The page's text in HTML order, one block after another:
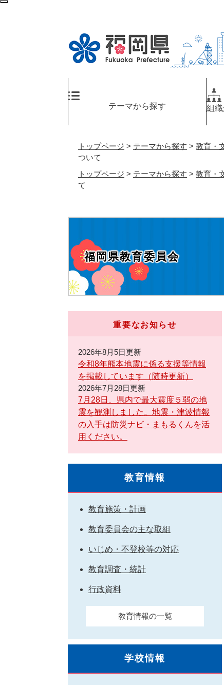
ペ
テーマから探す 組
トップページ > テーマから探す > 教育・
ついて
トップページ > テーマから探す > 教育・
て
福岡県教育委員会
重要なお知らせ
2026年8月5日更新
令和8年熊本地震に係る支援等情報
を掲載しています（随時更新）
2026年7月28日更新
7月28日、県内で最大震度５弱の地
震を観測しました。地震・津波情報
の入手は防災ナビ・まもるくんを活
用ください。
教育情報
教育施策・計画
教育委員会の主な取組
いじめ・不登校等の対応
教育調査・統計
行政資料
教育情報の一覧
学校情報